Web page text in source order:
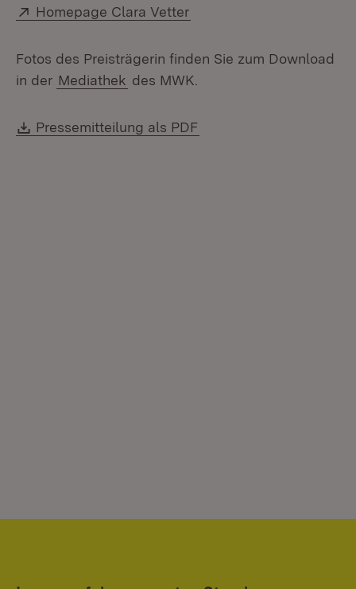
Extern:
Homepage Clara Vetter
Fotos des Preisträgerin finden Sie zum Download
in der Mediathek des MWK.
Download:
Pressemitteilung als PDF